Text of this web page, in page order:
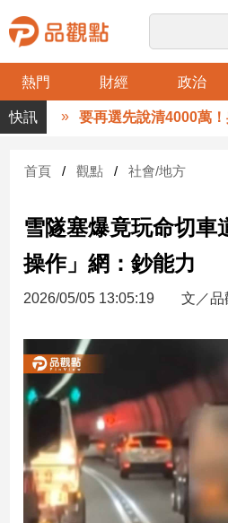
熱門 財經 政治
品
觀
財
台
財
新
產
經/
股
市
地
產
要再選先說清4000萬！
首頁 觀點 社會/地方
雪隧塞爆竟玩命切車
操作」網：鈔能力
2026/05/05 13:05:19 文／品